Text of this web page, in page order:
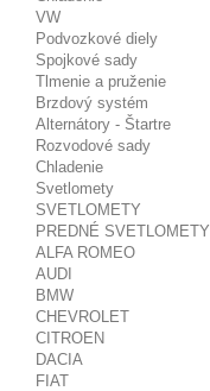
VW
Podvozkové diely
Spojkové sady
Tlmenie a pruženie
Brzdový systém
Alternátory - Štartre
Rozvodové sady
Chladenie
Svetlomety
SVETLOMETY
PREDNÉ SVETLOMETY
ALFA ROMEO
AUDI
BMW
CHEVROLET
CITROEN
DACIA
FIAT